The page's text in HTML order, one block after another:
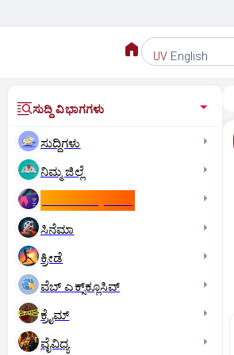
UV English
ಸುದ್ದಿ ವಿಭಾಗಗಳು
ಸುದ್ದಿಗಳು
ನಿಮ್ಮ ಜಿಲ್ಲೆ
ಸಿನೆಮಾ
ಕ್ರೀಡೆ
ವೆಬ್ ಎಕ್ಸ್‌ಕ್ಲೂಸಿವ್
ಕ್ರೈಮ್
ವೈವಿಧ್ಯ